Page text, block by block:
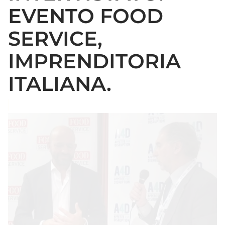
EVENTO FOOD
SERVICE,
IMPRENDITORIA
ITALIANA.